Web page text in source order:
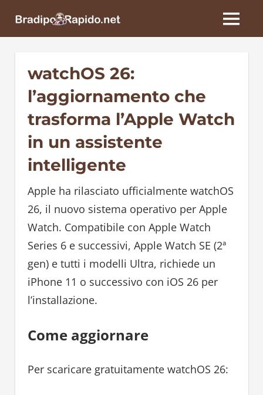
BradipoRapido.net
MENU
watchOS 26:
l’aggiornamento che
trasforma l’Apple Watch
in un assistente
intelligente
Apple ha rilasciato ufficialmente watchOS
26, il nuovo sistema operativo per Apple
Watch. Compatibile con Apple Watch
Series 6 e successivi, Apple Watch SE (2ª
gen) e tutti i modelli Ultra, richiede un
iPhone 11 o successivo con iOS 26 per
l’installazione.
Come aggiornare
Per scaricare gratuitamente watchOS 26: